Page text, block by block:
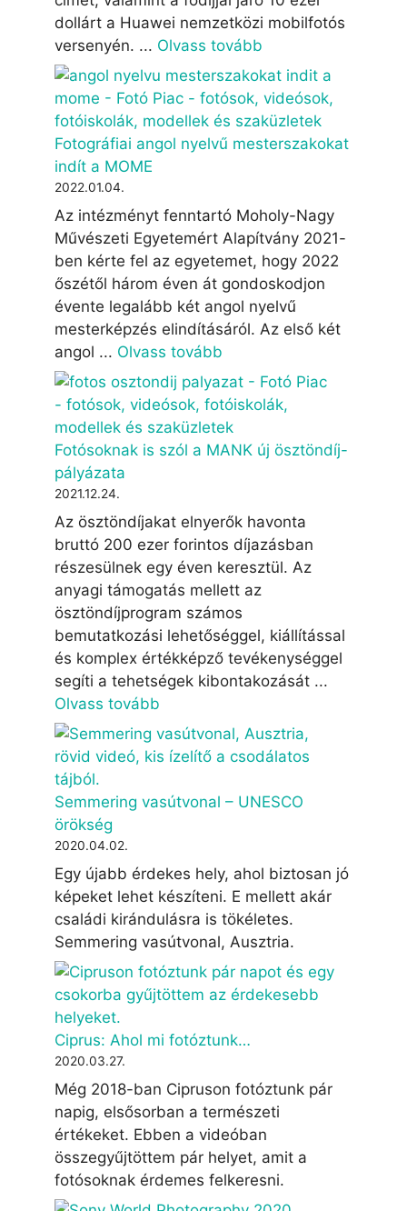
dollárt a Huawei nemzetközi mobilfotós
versenyén. ... Olvass tovább
Fotográfiai angol nyelvű mesterszakokat
indít a MOME
2022.01.04.
Az intézményt fenntartó Moholy-Nagy
Művészeti Egyetemért Alapítvány 2021-
ben kérte fel az egyetemet, hogy 2022
őszétől három éven át gondoskodjon
évente legalább két angol nyelvű
mesterképzés elindításáról. Az első két
angol ... Olvass tovább
Fotósoknak is szól a MANK új ösztöndíj-
pályázata
2021.12.24.
Az ösztöndíjakat elnyerők havonta
bruttó 200 ezer forintos díjazásban
részesülnek egy éven keresztül. Az
anyagi támogatás mellett az
ösztöndíjprogram számos
bemutatkozási lehetőséggel, kiállítással
és komplex értékképző tevékenységgel
segíti a tehetségek kibontakozását ...
Olvass tovább
Semmering vasútvonal – UNESCO
örökség
2020.04.02.
Egy újabb érdekes hely, ahol biztosan jó
képeket lehet készíteni. E mellett akár
családi kirándulásra is tökéletes.
Semmering vasútvonal, Ausztria.
Ciprus: Ahol mi fotóztunk…
2020.03.27.
Még 2018-ban Cipruson fotóztunk pár
napig, elsősorban a természeti
értékeket. Ebben a videóban
összegyűjtöttem pár helyet, amit a
fotósoknak érdemes felkeresni.